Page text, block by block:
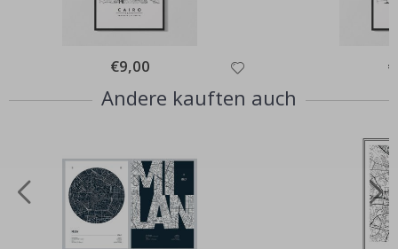
Special
Price
€9,00
Andere kauften auch